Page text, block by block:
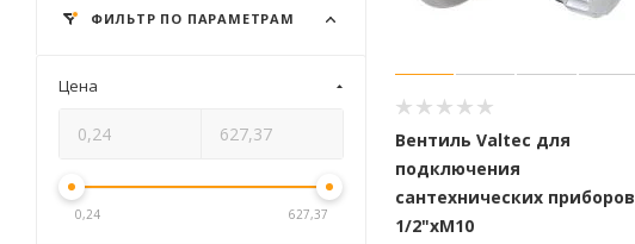
Вентиль Valtec для
подключения
сантехнических приборов
1/2"хМ10
ФИЛЬТР ПО ПАРАМЕТРАМ
Цена
0,24 627,37